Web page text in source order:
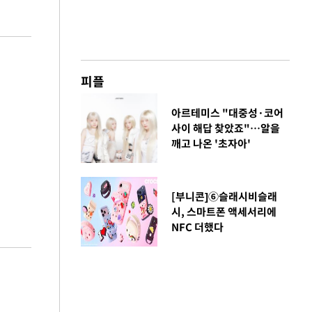
피플
아르테미스 "대중성·코어
사이 해답 찾았죠"…알을
깨고 나온 '초자아'
[부니콘]⑥슬래시비슬래
시, 스마트폰 액세서리에
NFC 더했다